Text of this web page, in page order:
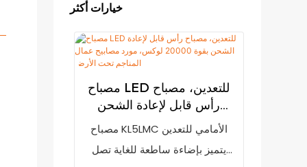
خيارات أكثر
مصباح LED للتعدين، مصباح
رأس قابل لإعادة الشحن
بقوة 20000 لوكس، مورد
مصابيح عمال المناجم تحت
الأرض
مصباح KL5LMC الأمامي للتعدين
يتميز بإضاءة ساطعة للغاية تصل